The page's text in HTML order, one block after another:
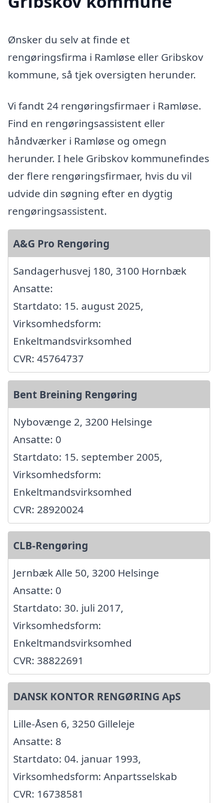
Ønsker du selv at finde et
rengøringsfirma i Ramløse eller Gribskov
kommune, så tjek oversigten herunder.
Vi fandt 24 rengøringsfirmaer i Ramløse.
Find en rengøringsassistent eller
håndværker i Ramløse og omegn
herunder. I hele Gribskov kommunefindes
der flere rengøringsfirmaer, hvis du vil
udvide din søgning efter en dygtig
rengøringsassistent.
A&G Pro Rengøring
Sandagerhusvej 180, 3100 Hornbæk
Ansatte:
Startdato: 15. august 2025,
Virksomhedsform:
Enkeltmandsvirksomhed
CVR: 45764737
Bent Breining Rengøring
Nybovænge 2, 3200 Helsinge
Ansatte: 0
Startdato: 15. september 2005,
Virksomhedsform:
Enkeltmandsvirksomhed
CVR: 28920024
CLB-Rengøring
Jernbæk Alle 50, 3200 Helsinge
Ansatte: 0
Startdato: 30. juli 2017,
Virksomhedsform:
Enkeltmandsvirksomhed
CVR: 38822691
DANSK KONTOR RENGØRING ApS
Lille-Åsen 6, 3250 Gilleleje
Ansatte: 8
Startdato: 04. januar 1993,
Virksomhedsform: Anpartsselskab
CVR: 16738581